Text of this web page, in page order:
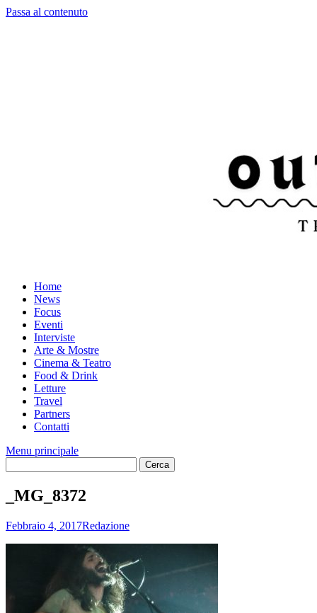
Passa al contenuto
Home
News
Focus
Eventi
Interviste
Arte & Mostre
Cinema & Teatro
Food & Drink
Letture
Travel
Partners
Contatti
Menu principale
_MG_8372
Febbraio 4, 2017Redazione